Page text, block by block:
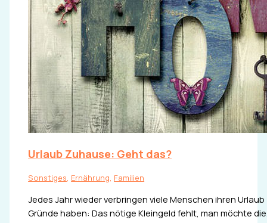
Urlaub Zuhause: Geht das?
Sonstiges, Ernährung, Familien
Jedes Jahr wieder verbringen viele Menschen ihren
Gründe haben: Das nötige Kleingeld fehlt, man möchte